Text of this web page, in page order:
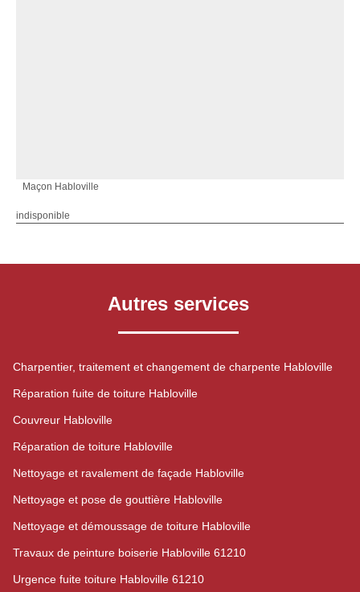
Maçon Habloville
indisponible
Autres services
Charpentier, traitement et changement de charpente Habloville
Réparation fuite de toiture Habloville
Couvreur Habloville
Réparation de toiture Habloville
Nettoyage et ravalement de façade Habloville
Nettoyage et pose de gouttière Habloville
Nettoyage et démoussage de toiture Habloville
Travaux de peinture boiserie Habloville 61210
Urgence fuite toiture Habloville 61210